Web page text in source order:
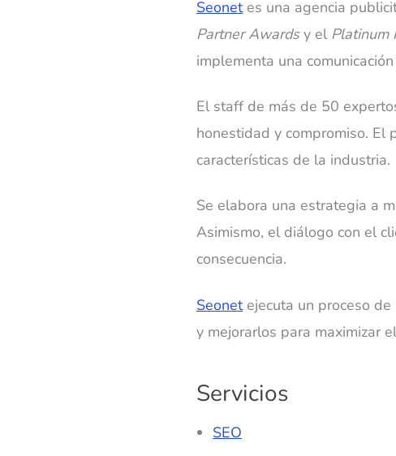
Seonetes una agencia
Partner Awardsy el Platinum
implementa una
El staff de más de 50
honestidad y compromiso. El
características de la industria.
Se elabora una estrategia a
Asimismo, el diálogo con el
consecuencia.
Seonetejecuta un proceso de
y mejorarlos para maximizar
Servicios
SEO